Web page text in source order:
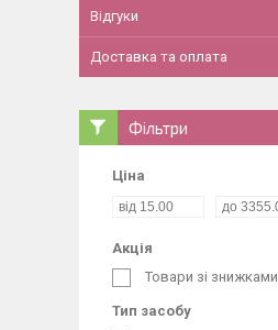
Відгуки
Доставка та оплата
Фільтри
Ціна
Акція
Товари зі знижками
Тип засобу